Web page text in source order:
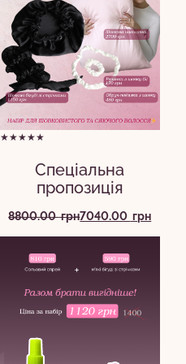
★★★★★
Спеціальна
пропозиція
8800.00грнОригінальна
грн.
7040.00 грн
Поточна
грн.